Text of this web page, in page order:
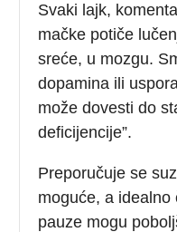
Svaki lajk,
mačke potiče
sreće, u mozgu.
dopamina ili
može dovesti do
deficijencije”.
Preporučuje se
moguće, a
pauze mogu